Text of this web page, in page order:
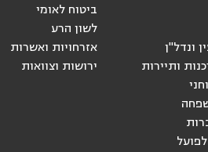
ונדל"ן
ותיירות
ביטוח לאומי
לשון הרע
אזרחויות ואשרות
ירושות וצוואות